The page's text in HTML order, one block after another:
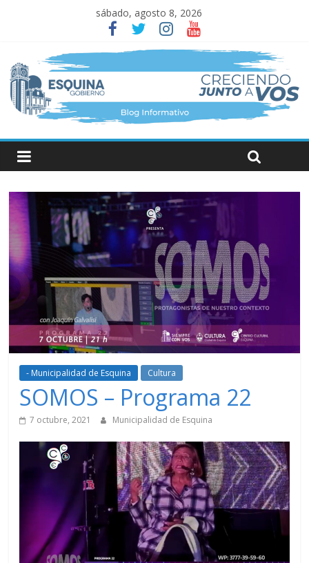
sábado, agosto 8, 2026
- Municipalidad de Esquina Cultura
SOMOS – Programa 22
7 octubre, 2021 Municipalidad de Esquina